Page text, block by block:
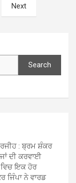
Next
Search
: ਬ੍ਰਮ ਸ਼ੰਕਰ
ਦੀ ਕਰਵਾਈ
ਵਿਚ ਇਕ ਹੋਰ
ਨੇ ਵਾਰਡ